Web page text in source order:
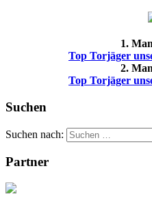
1.
Top Torjäger
2.
Top Torjäger
Suchen
Suchen nach:
Partner